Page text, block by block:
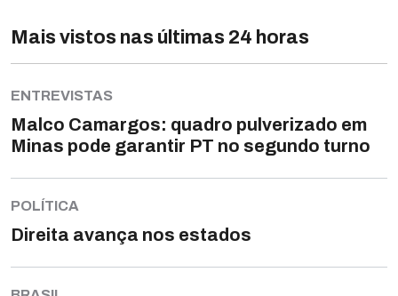
Mais vistos nas últimas 24 horas
ENTREVISTAS
Malco Camargos: quadro pulverizado em
Minas pode garantir PT no segundo turno
POLÍTICA
Direita avança nos estados